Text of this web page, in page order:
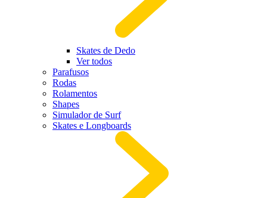
Skates de Dedo
Ver todos
Parafusos
Rodas
Rolamentos
Shapes
Simulador de Surf
Skates e Longboards